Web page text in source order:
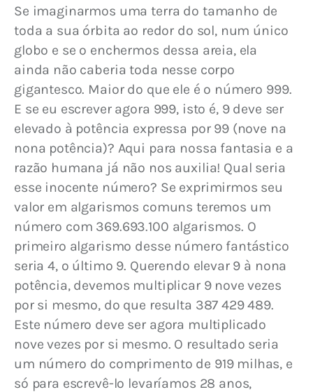
Se imaginarmos uma terra do tamanho de
toda a sua órbita ao redor do sol, num único
globo e se o enchermos dessa areia, ela
ainda não caberia toda nesse corpo
gigantesco. Maior do que ele é o número 999.
E se eu escrever agora 999, isto é, 9 deve ser
elevado à potência expressa por 99 (nove na
nona potência)? Aqui para nossa fantasia e a
razão humana já não nos auxilia! Qual seria
esse inocente número? Se exprimirmos seu
valor em algarismos comuns teremos um
número com 369.693.100 algarismos. O
primeiro algarismo desse número fantástico
seria 4, o último 9. Querendo elevar 9 à nona
potência, devemos multiplicar 9 nove vezes
por si mesmo, do que resulta 387 429 489.
Este número deve ser agora multiplicado
nove vezes por si mesmo. O resultado seria
um número do comprimento de 919 milhas, e
só para escrevê-lo levaríamos 28 anos,